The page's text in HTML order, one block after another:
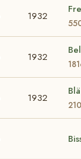
1932
1932
1932